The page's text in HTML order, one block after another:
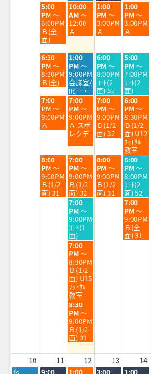
火
曜
日,
8
月
4th
2026
5:00
PM ～
6:00PM
Ｂ(全
面)
水
曜
日,
8
月
2026
10:00
AM ～
12:00
Ａ
木
曜
日,
8
月
2026
1:00
PM ～
3:00PM
Ａ
金
曜
日,
8
月
2026
1:00
PM ～
3:00PM
Ａ
火
曜
日,
8
月
4th
2026
6:30
PM ～
8:30PM
Ｂ(全)
水
曜
日,
8
月
5th
2026
1:00
PM ～
9:00PM
会議室/
ﾛﾋﾞｰ・
木
曜
日,
8
月
6th
2026
6:00
PM ～
8:00PM
ｺｰﾄ(2
面) 52
金
曜
日,
8
月
7th
2026
5:00
PM ～
7:00PM
ｺｰﾄ(2
面)
火
曜
日,
8
月
7:00
PM ～
9:00PM
Ａ
水
曜
日,
8
月
5th
2026
7:00
PM ～
9:00PM
Ａ スポ
レクデ
ー
木
曜
日,
8
月
6th
7:00
PM ～
9:00PM
Ｂ(1/2
面) 32
金
曜
日,
8
月
7th
2026
6:00
PM ～
8:30PM
Ｂ(1/2
面) U12
ﾌｯﾄｻﾙ
教室
火
曜
日,
8
月
4th
8:00
PM ～
9:00PM
Ｂ(1/2
面) 31
水
曜
日,
8
月
5th
2026
7:00
PM ～
9:00PM
Ｂ(1/2
面) 32
木
曜
日,
8
月
6th
8:00
PM ～
9:00PM
Ｂ(1/2
面) 31
金
曜
日,
8
月
7th
2026
6:00
PM ～
8:00PM
ｺｰﾄ(2
面) 52
水
曜
日,
8
月
5th
2026
7:00
PM ～
9:00PM
ｺｰﾄ(1
面)
金
曜
日,
8
月
7th
7:00
PM ～
9:00PM
Ｂ(全
面) 31
水
曜
日,
8
月
5th
2026
7:00
PM ～
8:30PM
Ｂ(1/2
面) U15
ﾌｯﾄｻﾙ
教室
水
曜
日,
8
月
5th
2026
8:30
PM ～
9:00PM
Ｂ(1/2
面) 31
10 11 12 13 14
月
休
火
9:00
水
1:00
木
3:00
金
1:00